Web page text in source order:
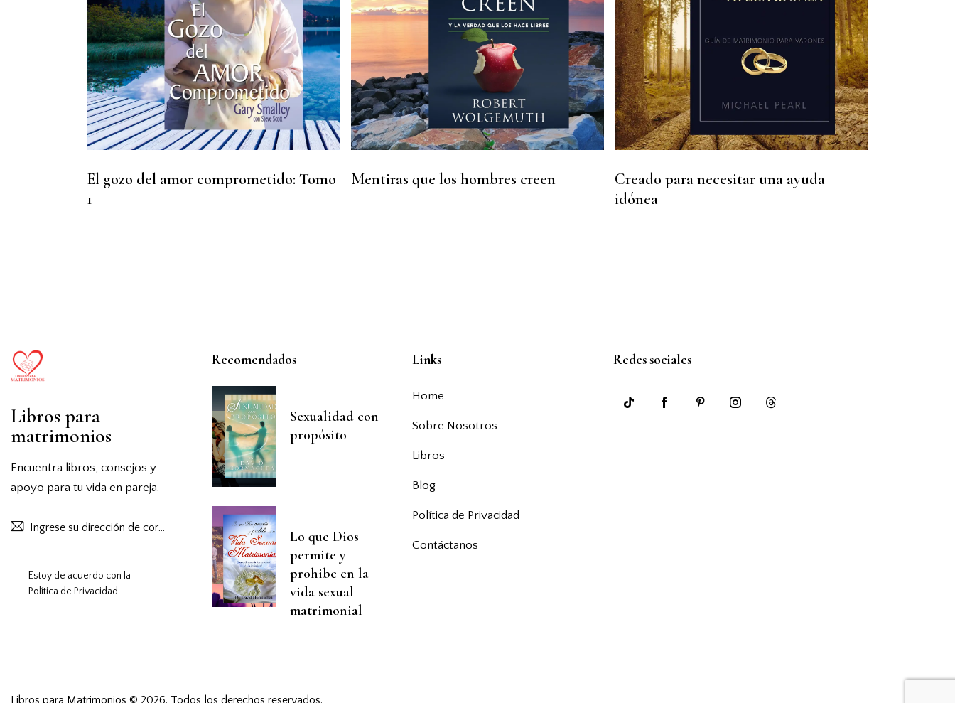
El gozo del amor comprometido: Tomo
1
Mentiras que los hombres creen
Creado para necesitar una ayuda
idónea
Libros para
matrimonios
Encuentra libros, consejos y
apoyo para tu vida en pareja.
Suscribirse
Estoy de acuerdo con la
Política de Privacidad.
Recomendados
Sexualidad con
propósito
Lo que Dios
permite y
prohibe en la
vida sexual
matrimonial
Links
Home
Sobre Nosotros
Libros
Blog
Política de Privacidad
Contáctanos
Redes sociales
Libros para Matrimonios © 2026. Todos los derechos reservados.